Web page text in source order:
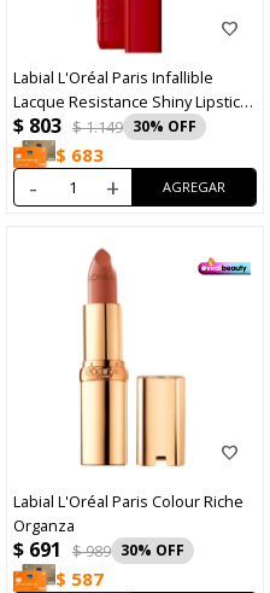
Labial L'Oréal Paris Infallible
Lacque Resistance Shiny Lipstick
N°420 Le Rouge Paris
$ 803 $1.149 30
$ 683
- +
Labial L'Oréal Paris Colour Riche
Organza
$ 691 $989 30
$ 587